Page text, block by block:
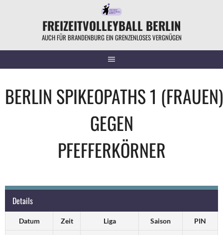
FREIZEITVOLLEYBALL BERLIN
AUCH FÜR BRANDENBURG EIN GRENZENLOSES VERGNÜGEN
BERLIN SPIKEOPATHS 1 (FRAUEN)
GEGEN
PFEFFERKÖRNER
Details
Datum Zeit Liga Saison PIN